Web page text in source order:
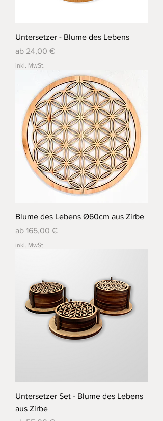
Untersetzer - Blume des Lebens
ab 24,00 €
Sale-Preis
inkl. MwSt.
Blume des Lebens Ø60cm aus Zirbe
ab 165,00 €
Sale-Preis
inkl. MwSt.
Untersetzer Set - Blume des Lebens
aus Zirbe